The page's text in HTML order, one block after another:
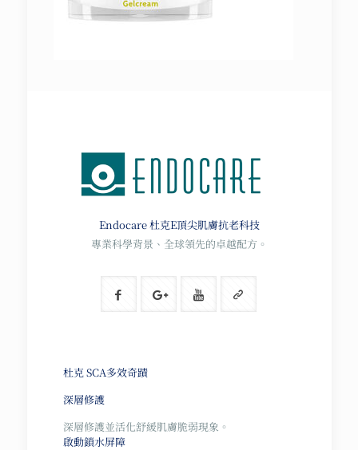
Endocare 杜克E頂尖肌膚抗老科技
專業科學背景、全球領先的卓越配方。
杜克 SCA多效奇蹟
深層修護
深層修護並活化舒緩肌膚脆弱現象。
啟動鎖水屏障